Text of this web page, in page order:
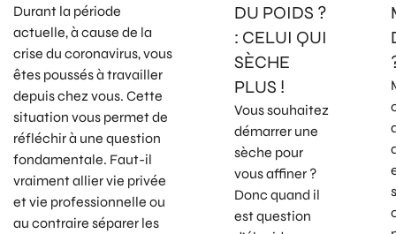
Durant la période
actuelle, à cause de la
crise du coronavirus, vous
êtes poussés à travailler
depuis chez vous. Cette
situation vous permet de
réfléchir à une question
fondamentale. Faut-il
vraiment allier vie privée
et vie professionnelle ou
au contraire séparer les
DU POIDS ?
: CELUI QUI
SÈCHE
PLUS !
Vous souhaitez
démarrer une
sèche pour
vous affiner ?
Donc quand il
est question